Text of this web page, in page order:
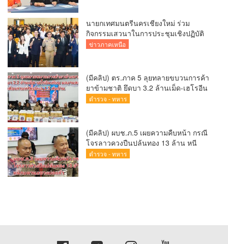
นายกเทศมนตรีนครเชียงใหม่ ร่วม
กิจกรรมเสวนาในการประชุมเชิงปฏิบัติ
การป้องกันการทุจริตเชิงรุก ขับเคลื่อน
ข่าวภาคเหนือ
(มีคลิป) ตร.ภาค 5 ลุยทลายขบวนการค้า
ยาข้ามชาติ ยึดบา 3.2 ล้านเม็ด-เฮโรอีน
เพียบ ผลงานสะสม 10 เดือนรวบทรัพย์
ตำรวจ - ทหาร
(มีคลิป) ผบช.ภ.5 เผยความคืบหน้า กรณี
โจรลาวควงปืนปล้นทอง 13 ล้าน หนี
กบดานแขวงบ่อแก้ว
ตำรวจ - ทหาร